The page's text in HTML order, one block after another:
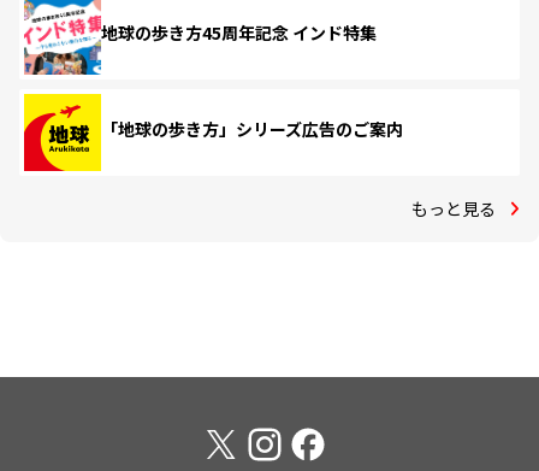
地球の歩き方45周年記念 インド特集
「地球の歩き方」シリーズ広告のご案内
もっと見る